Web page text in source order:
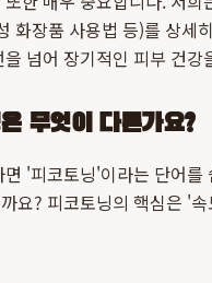
화장품 사용법 등)를 상세
넘어 장기적인 피부 건강
무엇이 다른가요?
'피코토닝'이라는 단어
요? 피코토닝의 핵심은 '